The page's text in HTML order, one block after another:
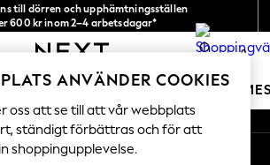
till dörren och upphämtningsställen
600 kr inom 2–4 arbetsdagar*
0
BABY DAMER HERRAR
client
Våra sociala nätverk
ANVÄNDER COOKIES
oss att se till att vår webbplats
ständigt förbättras och för att
shoppingupplevelse.